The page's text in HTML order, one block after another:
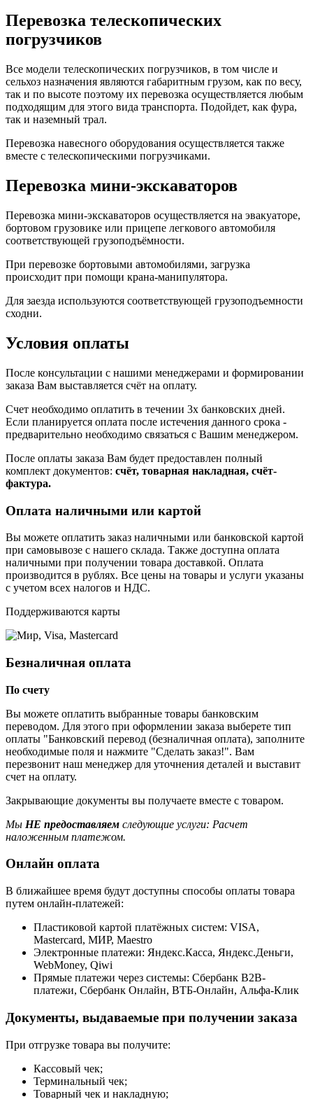
Перевозка телескопических
погрузчиков
Все модели телескопических погрузчиков, в том числе и
сельхоз назначения являются габаритным грузом, как по весу,
так и по высоте поэтому их перевозка осуществляется любым
подходящим для этого вида транспорта. Подойдет, как фура,
так и наземный трал.
Перевозка навесного оборудования осуществляется также
вместе с телескопическими погрузчиками.
Перевозка мини-экскаваторов
Перевозка мини-экскаваторов осуществляется на эвакуаторе,
бортовом грузовике или прицепе легкового автомобиля
соответствующей грузоподъёмности.
При перевозке бортовыми автомобилями, загрузка
происходит при помощи крана-манипулятора.
Для заезда используются соответствующей грузоподъемности
сходни.
Условия оплаты
После консультации с нашими менеджерами и формировании
заказа Вам выставляется счёт на оплату.
Счет необходимо оплатить в течении 3х банковских дней.
Если планируется оплата после истечения данного срока -
предварительно необходимо связаться с Вашим менеджером.
После оплаты заказа Вам будет предоставлен полный
комплект документов: счёт, товарная накладная, счёт-
фактура.
Оплата наличными или картой
Вы можете оплатить заказ наличными или банковской картой
при самовывозе с нашего склада. Также доступна оплата
наличными при получении товара доставкой. Оплата
производится в рублях. Все цены на товары и услуги указаны
с учетом всех налогов и НДС.
Поддерживаются карты
Безналичная оплата
По счету
Вы можете оплатить выбранные товары банковским
переводом. Для этого при оформлении заказа выберете тип
оплаты "Банковский перевод (безналичная оплата), заполните
необходимые поля и нажмите "Сделать заказ!". Вам
перезвонит наш менеджер для уточнения деталей и выставит
счет на оплату.
Закрывающие документы вы получаете вместе с товаром.
Мы НЕ предоставляем следующие услуги: Расчет
наложенным платежом.
Онлайн оплата
В ближайшее время будут доступны способы оплаты товара
путем онлайн-платежей:
Пластиковой картой платёжных систем: VISA,
Mastercard, МИР, Maestrо
Электронные платежи: Яндекс.Касса, Яндекс.Деньги,
WebMoney, Qiwi
Прямые платежи через системы: Сбербанк B2B-
платежи, Сбербанк Онлайн, ВТБ-Онлайн, Альфа-Клик
Документы, выдаваемые при получении заказа
При отгрузке товара вы получите:
Кассовый чек;
Терминальный чек;
Товарный чек и накладную;